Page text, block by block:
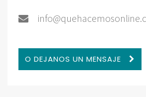
O DEJANOS UN MENSAJE